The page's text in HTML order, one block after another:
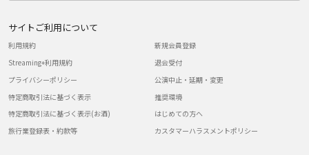
サイトご利用について
利用規約
Streaming+利用規約
プライバシーポリシー
特定商取引法に基づく表示
特定商取引法に基づく表示(お酒)
旅行業登録表・約款等
新規会員登録
退会受付
公演中止・延期・変更
推奨環境
はじめての方へ
カスタマーハラスメントポリシー